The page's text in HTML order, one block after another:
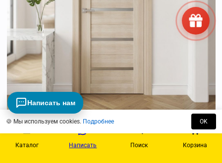
Каталог Написать Поиск Корзина
🍪 Мы используем cookies. Подробнее OK
Написать нам